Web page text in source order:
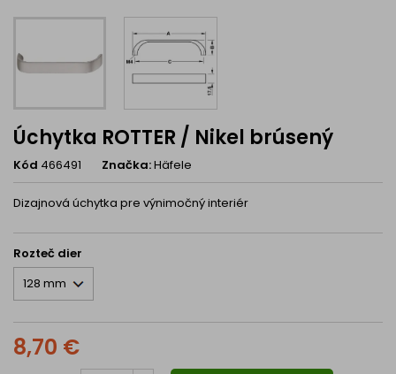
Úchytka ROTTER / Nikel brúsený
Kód 466491 Značka:Häfele
Dizajnová úchytka pre výnimočný interiér
Rozteč dier
8,70 €